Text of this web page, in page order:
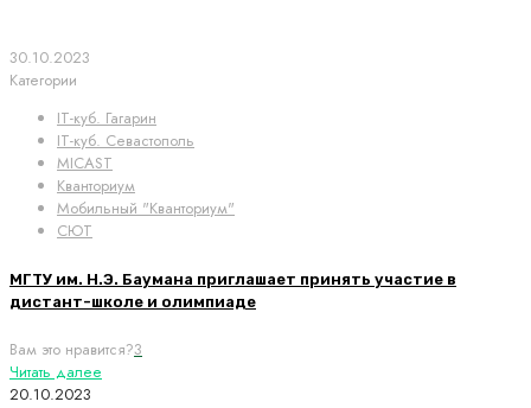
30.10.2023
Категории
IT-куб. Гагарин
IT-куб. Севастополь
MICAST
Кванториум
Мобильный "Кванториум"
СЮТ
МГТУ им. Н.Э. Баумана приглашает принять участие в
дистант-школе и олимпиаде
Вам это нравится?3
Читать далее
20.10.2023